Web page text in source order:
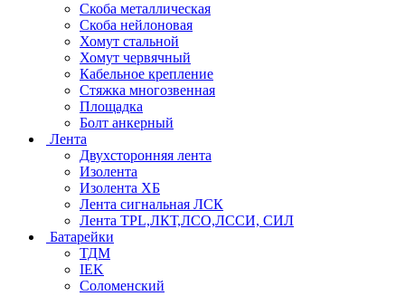
Скоба металлическая
Скоба нейлоновая
Хомут стальной
Хомут червячный
Кабельное крепление
Стяжка многозвенная
Площадка
Болт анкерный
Лента
Двухсторонняя лента
Изолента
Изолента ХБ
Лента сигнальная ЛСК
Лента TPL,ЛКТ,ЛСО,ЛССИ, СИЛ
Батарейки
ТДМ
IEK
Соломенский